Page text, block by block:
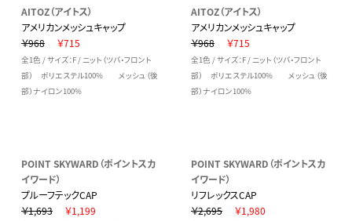
AITOZ（アイトス）
アメリカンメッシュキャップ
￥968
￥715
全1色 / サイズ：F / ニット（ツバ・フロント
部） ポリエステル100% メッシュ（後
部）ナイロン100%
AITOZ（アイトス）
アメリカンメッシュキャップ
￥968
￥715
全1色 / サイズ：F / ニット（ツバ・フロント
部） ポリエステル100% メッシュ（後
部）ナイロン100%
POINT SKYWARD（ポイントスカ
イワード）
プルーフテックCAP
￥1,693
￥1,199
POINT SKYWARD（ポイントスカ
イワード）
リフレックスCAP
￥2,695
￥1,980